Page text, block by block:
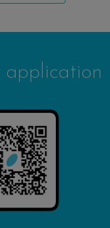
application